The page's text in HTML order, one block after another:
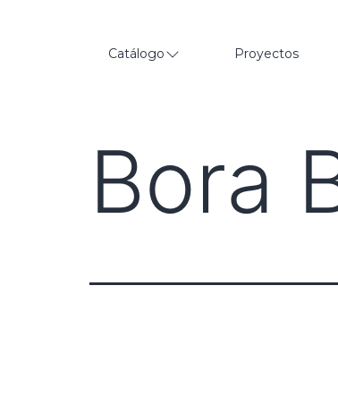
Catálogo Proyectos
Bora